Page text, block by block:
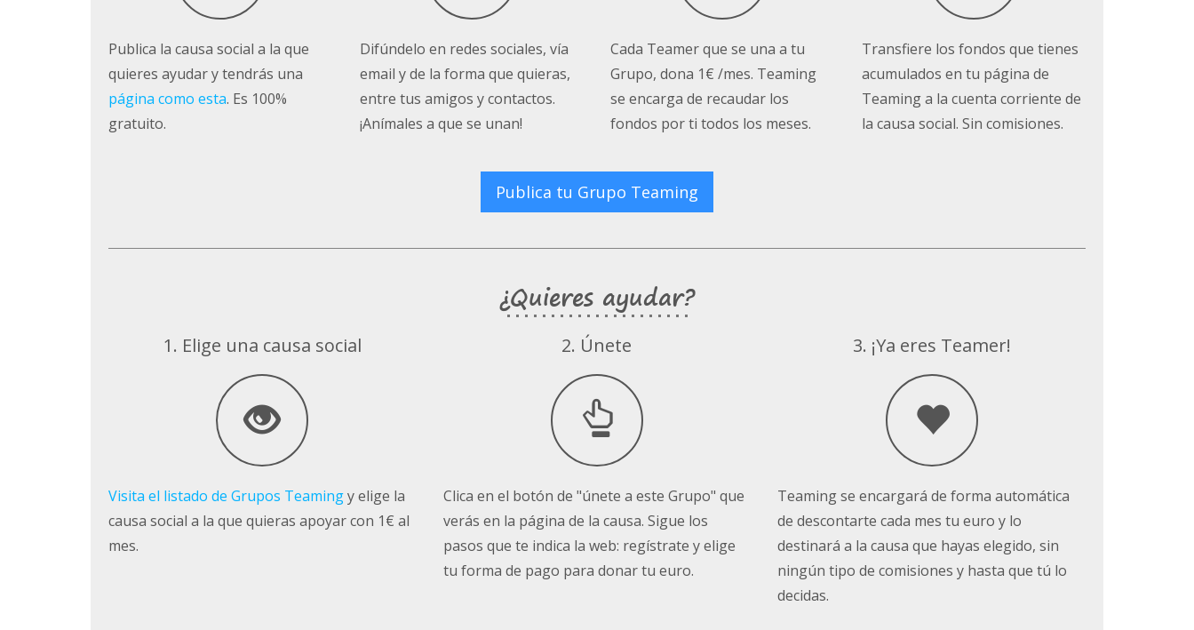
Publica la causa social a la que
quieres ayudar y tendrás una
página como esta. Es 100%
gratuito.
Difúndelo en redes sociales, vía
email y de la forma que quieras,
entre tus amigos y contactos.
¡Anímales a que se unan!
Cada Teamer que se una a tu
Grupo, dona 1€ /mes. Teaming
se encarga de recaudar los
fondos por ti todos los meses.
Transfiere los fondos que tienes
acumulados en tu página de
Teaming a la cuenta corriente de
la causa social. Sin comisiones.
Publica tu Grupo Teaming
¿Quieres ayudar?
1. Elige una causa social
Visita el listado de Grupos Teamingy elige la
causa social a la que quieras apoyar con 1€ al
mes.
2. Únete
Clica en el botón de "únete a este Grupo" que
verás en la página de la causa. Sigue los
pasos que te indica la web: regístrate y elige
tu forma de pago para donar tu euro.
3. ¡Ya eres Teamer!
Teaming se encargará de forma automática
de descontarte cada mes tu euro y lo
destinará a la causa que hayas elegido, sin
ningún tipo de comisiones y hasta que tú lo
decidas.